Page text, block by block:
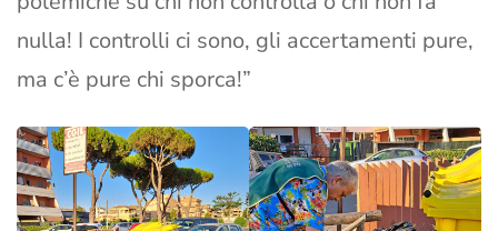
nulla! I controlli ci sono, gli accertamenti pure,
ma c’è pure chi sporca!”